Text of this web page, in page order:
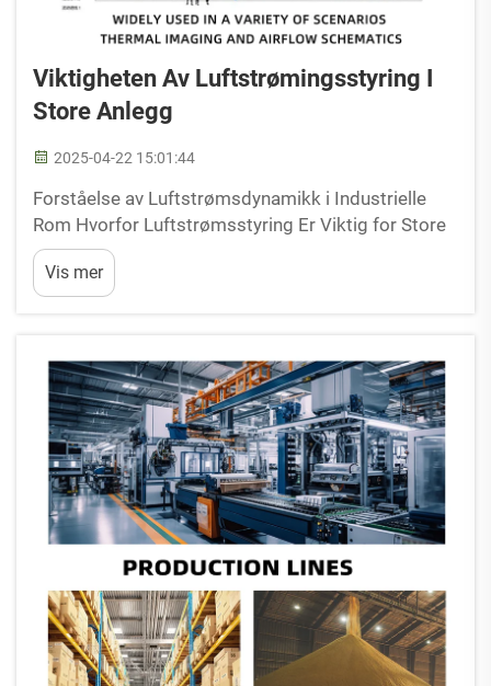
Viktigheten Av Luftstrømingsstyring I
Store Anlegg
2025-04-22 15:01:44
Forståelse av Luftstrømsdynamikk i Industrielle
Rom Hvorfor Luftstrømsstyring Er Viktig for Store
Anlegg Effektiv luftstrømsstyring er avgjørende for
suksessen til store industrielle anlegg, og påvirker
direkte driftseffektiviteten og arbeiderenes komf...
Vis mer